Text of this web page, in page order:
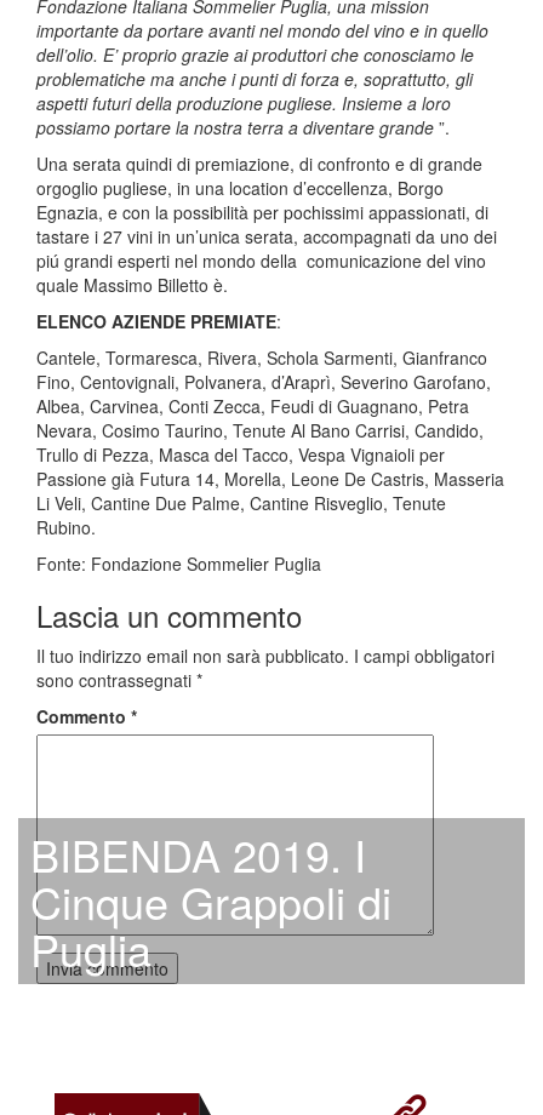
BIBENDA 2019. I
Cinque Grappoli di
Puglia
Fondazione Italiana Sommelier Puglia, una mission
importante da portare avanti nel mondo del vino e in quello
dell’olio. E’ proprio grazie ai produttori che conosciamo le
problematiche ma anche i punti di forza e, soprattutto, gli
aspetti futuri della produzione pugliese. Insieme a loro
possiamo portare la nostra terra a diventare grande ”.
Una serata quindi di premiazione, di confronto e di grande
orgoglio pugliese, in una location d’eccellenza, Borgo
Egnazia, e con la possibilità per pochissimi appassionati, di
tastare i 27 vini in un’unica serata, accompagnati da uno dei
piú grandi esperti nel mondo della comunicazione del vino
quale Massimo Billetto è.
ELENCO AZIENDE PREMIATE:
Cantele, Tormaresca, Rivera, Schola Sarmenti, Gianfranco
Fino, Centovignali, Polvanera, d’Araprì, Severino Garofano,
Albea, Carvinea, Conti Zecca, Feudi di Guagnano, Petra
Nevara, Cosimo Taurino, Tenute Al Bano Carrisi, Candido,
Trullo di Pezza, Masca del Tacco, Vespa Vignaioli per
Passione già Futura 14, Morella, Leone De Castris, Masseria
Li Veli, Cantine Due Palme, Cantine Risveglio, Tenute
Rubino.
Fonte: Fondazione Sommelier Puglia
Lascia un commento
Il tuo indirizzo email non sarà pubblicato. I campi obbligatori
sono contrassegnati *
Commento *